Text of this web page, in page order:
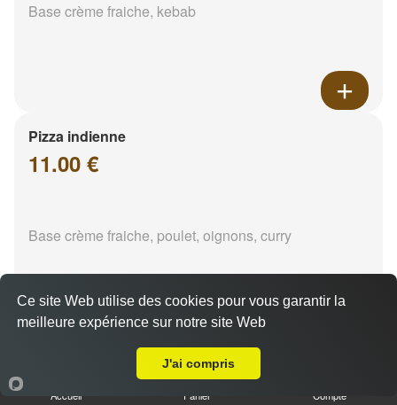
Base crème fraiche, kebab
Pizza indienne
11.00 €
Base crème fraiche, poulet, oignons, curry
Accueil Panier Compte
Ce site Web utilise des cookies pour vous garantir la
meilleure expérience sur notre site Web
J'ai compris